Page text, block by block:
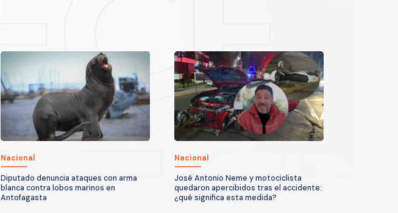
Nacional
Diputado denuncia ataques con arma
blanca contra lobos marinos en
Antofagasta
Nacional
José Antonio Neme y motociclista
quedaron apercibidos tras el accidente:
¿qué significa esta medida?